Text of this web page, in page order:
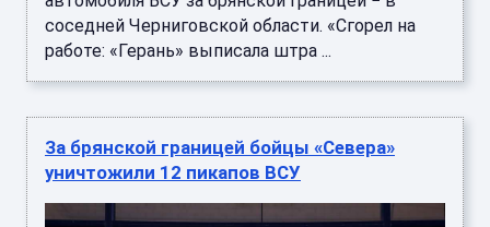
соседней Черниговской области. «Сгорел на
работе: «Герань» выписала штра ...
За брянской границей бойцы «Севера»
уничтожили 12 пикапов ВСУ